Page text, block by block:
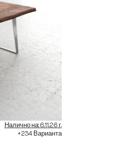
Налично на: 6.11.26 г.
+234 Варианта